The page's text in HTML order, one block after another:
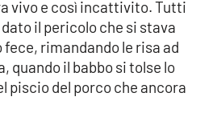
vivo e così incattivito. Tutti
il pericolo che si stava
rimandando le risa ad
quando il babbo si tolse lo
piscio del porco che ancora